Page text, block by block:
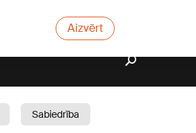
Aizvērt
Sabiedrība